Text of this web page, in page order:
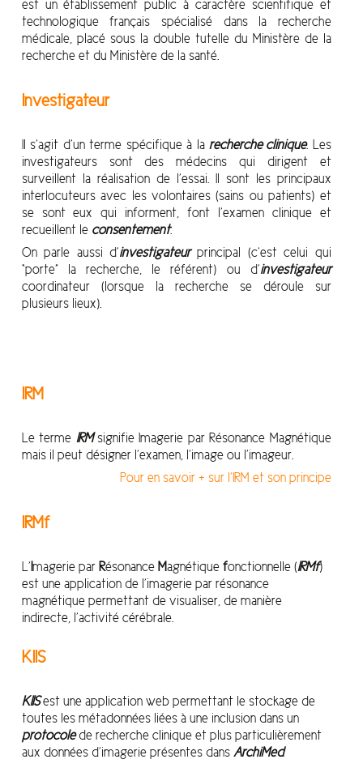
est un établissement public à caractère scientifique et
technologique français spécialisé dans la recherche
médicale, placé sous la double tutelle du Ministère de la
recherche et du Ministère de la santé.
Investigateur
Il s’agit d’un terme spécifique à la recherche clinique. Les
investigateurs sont des médecins qui dirigent et
surveillent la réalisation de l’essai. Il sont les principaux
interlocuteurs avec les volontaires (sains ou patients) et
se sont eux qui informent, font l’examen clinique et
recueillent le consentement.
On parle aussi d’investigateurprincipal (c’est celui qui
“porte” la recherche, le référent) ou d’investigateur
coordinateur (lorsque la recherche se déroule sur
plusieurs lieux).
IRM
Le terme IRMsignifie Imagerie par Résonance Magnétique
mais il peut désigner l’examen, l’image ou l’imageur.
Pour en savoir + sur l’IRM et son principe
IRMf
L’Imagerie par Résonance Magnétique fonctionnelle (IRMf)
est une application de l’imagerie par résonance
magnétique permettant de visualiser, de manière
indirecte, l’activité cérébrale.
KIIS
KIISest une application web permettant le stockage de
toutes les métadonnéesliées àune inclusion dans un
protocolede recherchecliniqueet plus particulièrement
aux données d’imagerie présentes dans ArchiMed